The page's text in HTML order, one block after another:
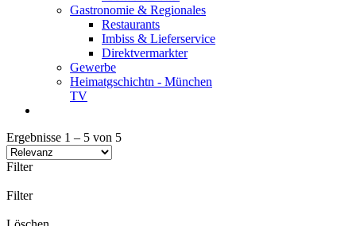
Gastronomie & Regionales
Restaurants
Imbiss & Lieferservice
Direktvermarkter
Gewerbe
Heimatgschichtn - München
TV
Ergebnisse 1 – 5 von 5
Filter
Filter